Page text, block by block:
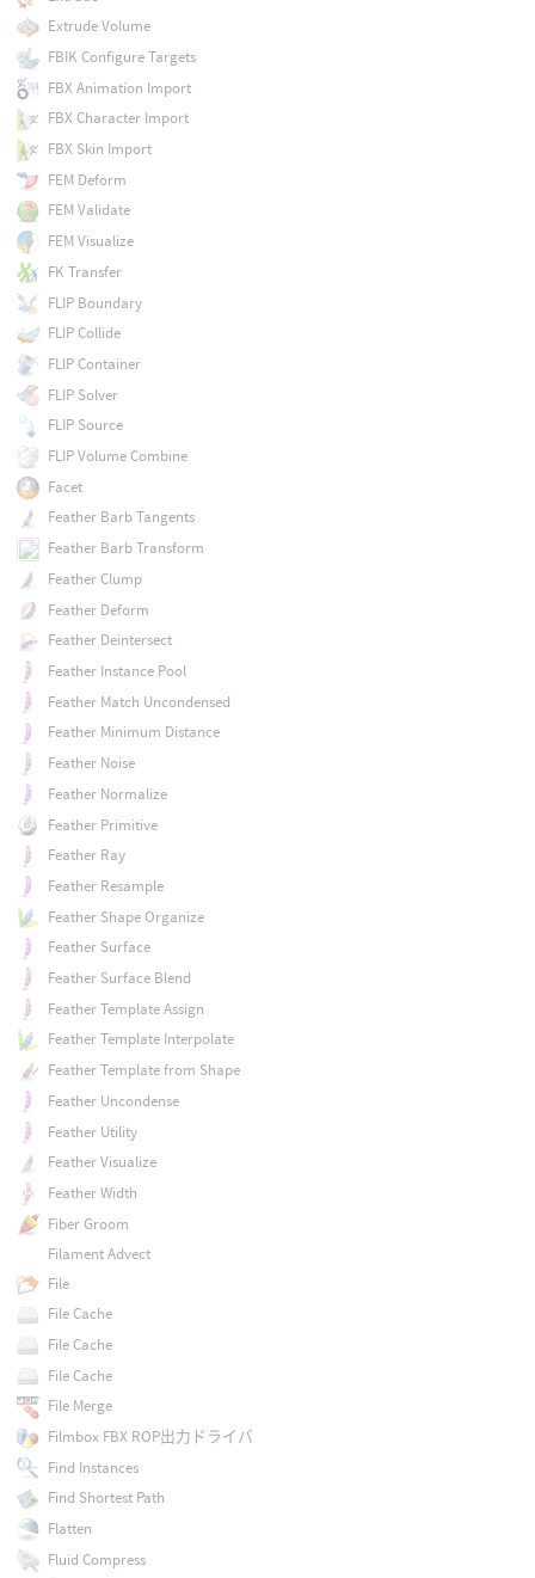
Extrude Volume
FBIK Configure Targets
FBX Animation Import
FBX Character Import
FBX Skin Import
FEM Deform
FEM Validate
FEM Visualize
FK Transfer
FLIP Boundary
FLIP Collide
FLIP Container
FLIP Solver
FLIP Source
FLIP Volume Combine
Facet
Feather Barb Tangents
Feather Barb Transform
Feather Clump
Feather Deform
Feather Deintersect
Feather Instance Pool
Feather Match Uncondensed
Feather Minimum Distance
Feather Noise
Feather Normalize
Feather Primitive
Feather Ray
Feather Resample
Feather Shape Organize
Feather Surface
Feather Surface Blend
Feather Template Assign
Feather Template Interpolate
Feather Template from Shape
Feather Uncondense
Feather Utility
Feather Visualize
Feather Width
Fiber Groom
Filament Advect
File
File Cache
File Cache
File Cache
File Merge
Filmbox FBX ROP出力ドライバ
Find Instances
Find Shortest Path
Flatten
Fluid Compress